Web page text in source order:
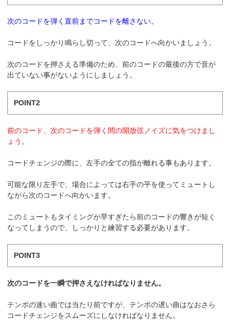
次のコードを弾く直前までコードを離さない。
コードをしっかり鳴らし切って、次のコードへ向かいましょう。
次のコードを押さえる準備のため、前のコードの最後の方で音が
出ていない事がないようにしましょう。
POINT2
前のコード、次のコードを弾く間の開放弦ノイズに気をつけまし
ょう。
コードチェンジの際に、左手の全ての指が離れる事もあります。
可能な限り左手で、場合によっては右手の平を使ってミュートし
ながら次のコードへ向かいます。
このミュートもタイミングが早すぎたら前のコードの響きが短く
なってしまうので、しっかりと練習する必要があります。
POINT3
次のコードを一瞬で押さえなければなりません。
テンポの速い曲では当たり前ですが、テンポの遅い曲はなおさら
コードチェンジをスムーズにしなければなりません。